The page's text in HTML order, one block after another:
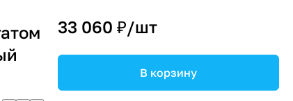
33 060 ₽/шт
В корзину